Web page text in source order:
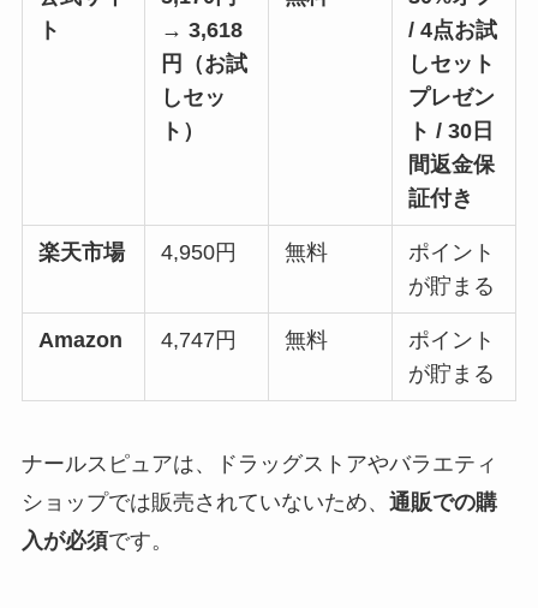
ト
→ 3,618
円（お試
しセッ
ト）
/ 4点お試
しセット
プレゼン
ト / 30日
間返金保
証付き
楽天市場 4,950円 無料
ポイント
が貯まる
Amazon 4,747円 無料
ポイント
が貯まる
ナールスピュアは、ドラッグストアやバラエティ
ショップでは販売されていないため、 通販での購
入が必須です。